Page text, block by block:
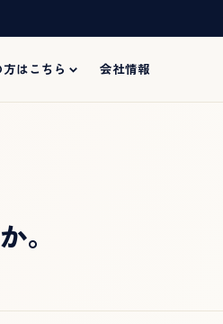
はこちら 会社情報
。